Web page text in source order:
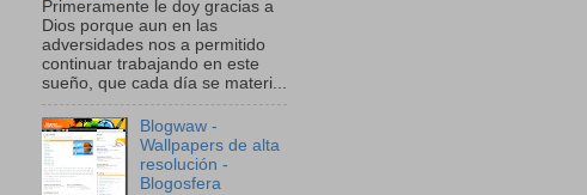
Primeramente le doy gracias a
Dios porque aun en las
adversidades nos a permitido
continuar trabajando en este
sueño, que cada día se materi...
Blogwaw -
Wallpapers de alta
resolución -
Blogosfera